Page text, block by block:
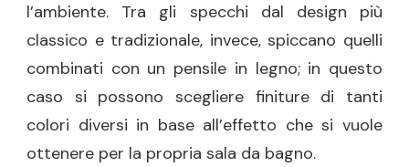
l’ambiente. Tra gli specchi dal design più
classico e tradizionale, invece, spiccano quelli
combinati con un pensile in legno; in questo
caso si possono scegliere finiture di tanti
colori diversi in base all’effetto che si vuole
ottenere per la propria sala da bagno.